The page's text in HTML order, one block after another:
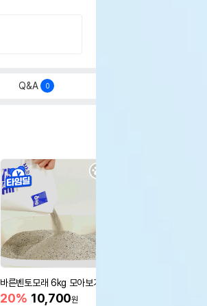
Q&A 0
바른벤토모래 6kg 모아보기
20% 10,700원